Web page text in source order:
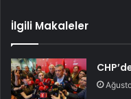
İlgili Makaleler